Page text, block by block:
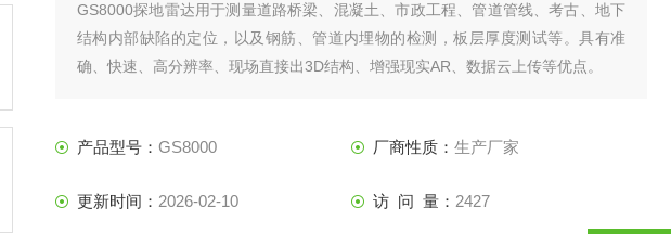
GS8000探地雷达用于测量道路桥梁、混凝土、市政工程、管道管线、考古、地下
结构内部缺陷的定位，以及钢筋、管道内埋物的检测，板层厚度测试等。具有准
确、快速、高分辨率、现场直接出3D结构、增强现实AR、数据云上传等优点。
产品型号： GS8000 厂商性质： 生产厂家
更新时间： 2026-02-10 访 问 量： 2427